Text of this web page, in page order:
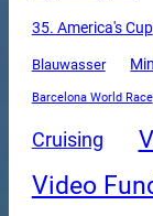
35. America's Cup
Blauwasser
Barcelona World Race
Cruising
Video